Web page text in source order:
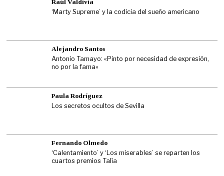
Raúl Valdivia
‘Marty Supreme’ y la codicia del sueño americano
Alejandro Santos
Antonio Tamayo: «Pinto por necesidad de expresión,
no por la fama»
Paula Rodríguez
Los secretos ocultos de Sevilla
Fernando Olmedo
‘Calentamiento’ y ‘Los miserables’ se reparten los
cuartos premios Talía